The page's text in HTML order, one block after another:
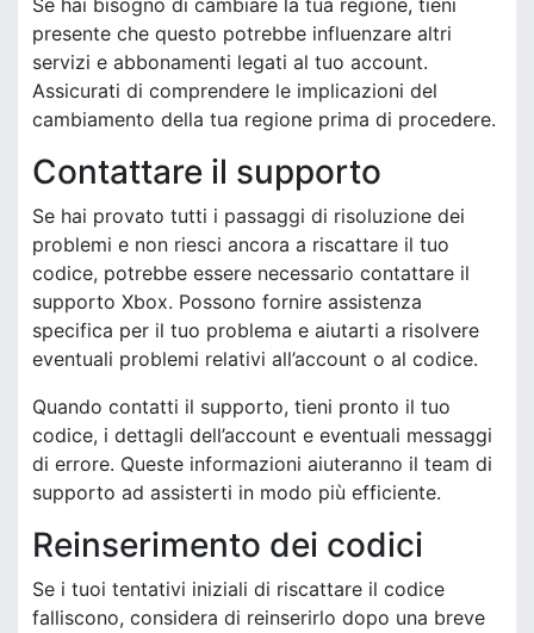
presente che questo potrebbe influenzare altri
servizi e abbonamenti legati al tuo account.
Assicurati di comprendere le implicazioni del
cambiamento della tua regione prima di procedere.
Contattare il supporto
Se hai provato tutti i passaggi di risoluzione dei
problemi e non riesci ancora a riscattare il tuo
codice, potrebbe essere necessario contattare il
supporto Xbox. Possono fornire assistenza
specifica per il tuo problema e aiutarti a risolvere
eventuali problemi relativi all’account o al codice.
Quando contatti il supporto, tieni pronto il tuo
codice, i dettagli dell’account e eventuali messaggi
di errore. Queste informazioni aiuteranno il team di
supporto ad assisterti in modo più efficiente.
Reinserimento dei codici
Se i tuoi tentativi iniziali di riscattare il codice
falliscono, considera di reinserirlo dopo una breve